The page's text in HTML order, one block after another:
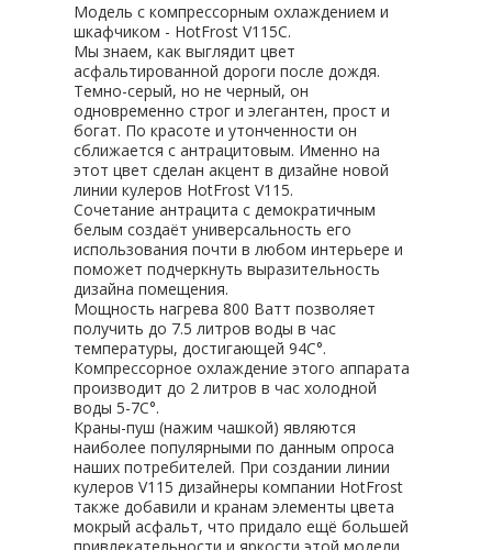
Модель с компрессорным охлаждением и
шкафчиком - HotFrost V115C.
Мы знаем, как выглядит цвет
асфальтированной дороги после дождя.
Темно-серый, но не черный, он
одновременно строг и элегантен, прост и
богат. По красоте и утонченности он
сближается с антрацитовым. Именно на
этот цвет сделан акцент в дизайне новой
линии кулеров HotFrost V115.
Сочетание антрацита с демократичным
белым создаёт универсальность его
использования почти в любом интерьере и
поможет подчеркнуть выразительность
дизайна помещения.
Мощность нагрева 800 Ватт позволяет
получить до 7.5 литров воды в час
температуры, достигающей 94С°.
Компрессорное охлаждение этого аппарата
производит до 2 литров в час холодной
воды 5-7С°.
Краны-пуш (нажим чашкой) являются
наиболее популярными по данным опроса
наших потребителей. При создании линии
кулеров V115 дизайнеры компании HotFrost
также добавили и кранам элементы цвета
мокрый асфальт, что придало ещё большей